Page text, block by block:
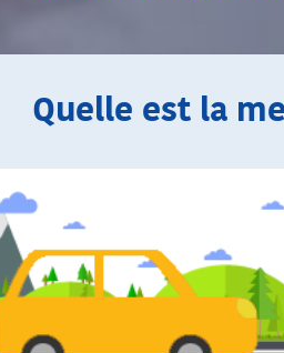
Quelle est la